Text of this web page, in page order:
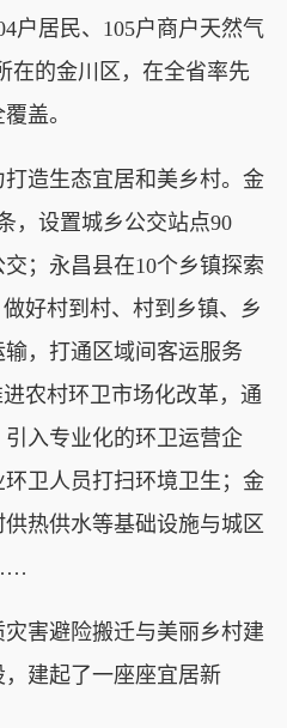
户居民、105户商户天然气
在的金川区，在全省率先
全覆盖。
造生态宜居和美乡村。金
，设置城乡公交站点90
；永昌县在10个乡镇探索
好村到村、村到乡镇、乡
，打通区域间客运服务
农村环卫市场化改革，通
入专业化的环卫运营企
卫人员打扫环境卫生；金
热供水等基础设施与城区
……
害避险搬迁与美丽乡村建
建起了一座座宜居新